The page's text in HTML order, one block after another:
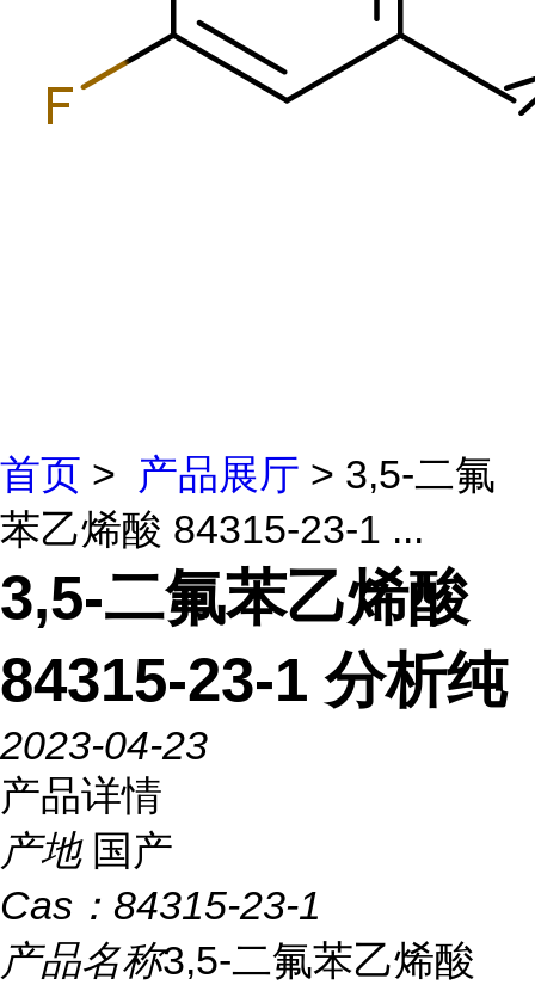
首页 > 产品展厅 > 3,5-二氟
苯乙烯酸 84315-23-1 ...
3,5-二氟苯乙烯酸
84315-23-1 分析纯
2023-04-23
产品详情
产地 国产
Cas： 84315-23-1
产品名称3,5-二氟苯乙烯酸